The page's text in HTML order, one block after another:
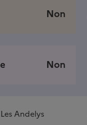
Non
Non
Les Andelys